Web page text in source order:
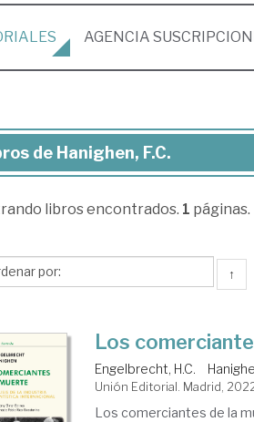
AGENCIA
de Hanighen, F.C.
libros encontrados. 1 páginas.
↑
Los
Engelbrecht, H.C.
Unión Editorial. Madrid,
Los comerciantes de la